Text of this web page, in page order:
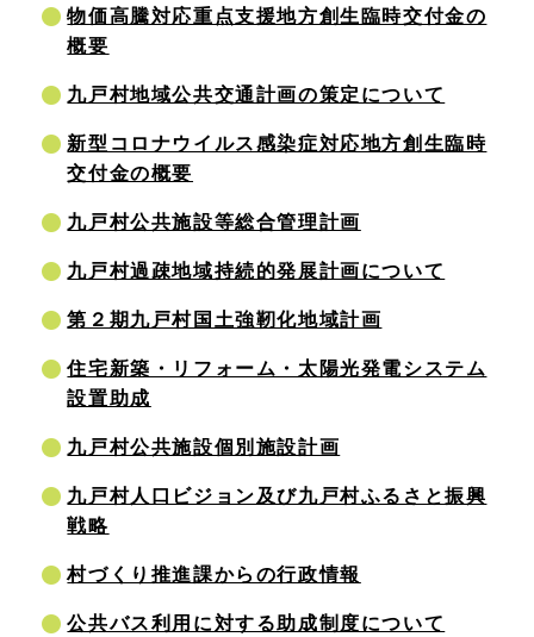
物価高騰対応重点支援地方創生臨時交付金の
概要
九戸村地域公共交通計画の策定について
新型コロナウイルス感染症対応地方創生臨時
交付金の概要
九戸村公共施設等総合管理計画
九戸村過疎地域持続的発展計画について
第２期九戸村国土強靭化地域計画
住宅新築・リフォーム・太陽光発電システム
設置助成
九戸村公共施設個別施設計画
九戸村人口ビジョン及び九戸村ふるさと振興
戦略
村づくり推進課からの行政情報
公共バス利用に対する助成制度について